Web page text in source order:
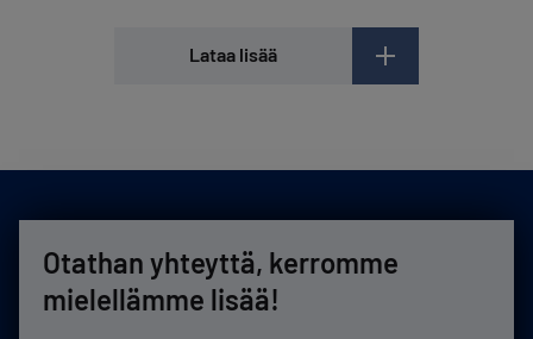
Lataa lisää
Otathan yhteyttä, kerromme
mielellämme lisää!